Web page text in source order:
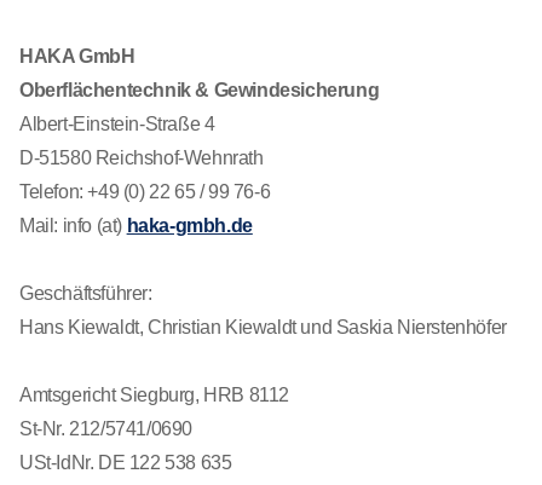
HAKA GmbH
Oberflächentechnik & Gewindesicherung
Albert-Einstein-Straße 4
D-51580 Reichshof-Wehnrath
Telefon: +49 (0) 22 65 / 99 76-6
Mail: info (at) haka-gmbh.de
Geschäftsführer:
Hans Kiewaldt, Christian Kiewaldt und Saskia Nierstenhöfer
Amtsgericht Siegburg, HRB 8112
St-Nr. 212/5741/0690
USt-IdNr. DE 122 538 635